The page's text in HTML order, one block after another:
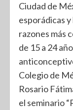
Ciudad de
esporádicas
razones más
de 15 a 24
Colegio de
Rosario
el seminario